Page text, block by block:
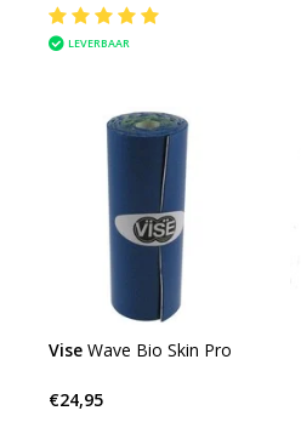
LEVERBAAR
Vise Wave Bio Skin Pro
€24,95